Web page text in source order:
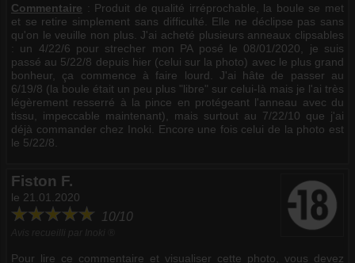
Commentaire : Produit de qualité irréprochable, la boule se met
et se retire simplement sans difficulté. Elle ne déclipse pas sans
qu'on le veuille non plus. J'ai acheté plusieurs anneaux clipsables
: un 4/22/6 pour strecher mon PA posé le 08/01/2020, je suis
passé au 5/22/8 depuis hier (celui sur la photo) avec le plus grand
bonheur, ça commence à faire lourd. J'ai hâte de passer au
6/19/8 (la boule était un peu plus "libre" sur celui-là mais je l'ai très
légèrement resserré à la pince en protégeant l'anneau avec du
tissu, impeccable maintenant), mais surtout au 7/22/10 que j'ai
déjà commander chez Inoki. Encore une fois celui de la photo est
le 5/22/8.
Fiston F.
le 21.01.2020
10/10
Pour lire ce commentaire et visualiser cette photo, vous devez